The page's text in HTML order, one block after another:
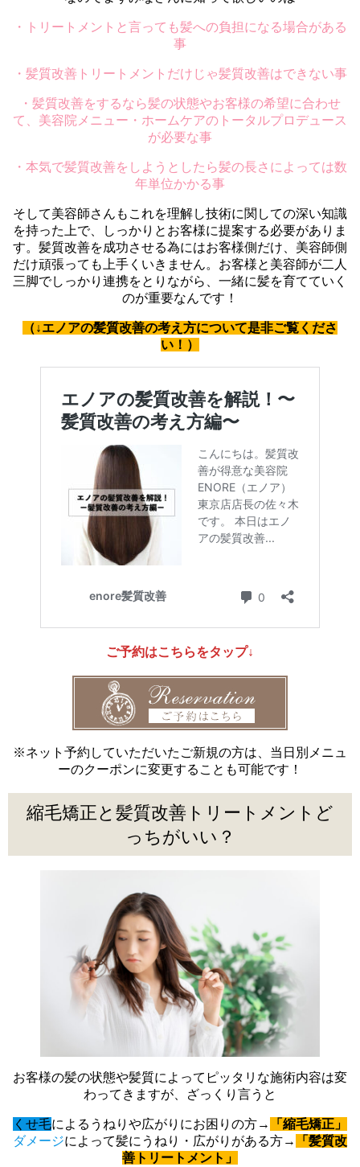
・トリートメントと言っても髪への負担になる場合がある
事
・髪質改善トリートメントだけじゃ髪質改善はできない事
・髪質改善をするなら髪の状態やお客様の希望に合わせ
て、美容院メニュー・ホームケアのトータルプロデュース
が必要な事
・本気で髪質改善をしようとしたら髪の長さによっては数
年単位かかる事
そして美容師さんもこれを理解し技術に関しての深い知識
を持った上で、しっかりとお客様に提案する必要がありま
す。髪質改善を成功させる為にはお客様側だけ、美容師側
だけ頑張っても上手くいきません。お客様と美容師が二人
三脚でしっかり連携をとりながら、一緒に髪を育てていく
のが重要なんです！
（↓エノアの髪質改善の考え方について是非ご覧くださ
い！）
ご予約はこちらをタップ↓
※ネット予約していただいたご新規の方は、当日別メニュ
ーのクーポンに変更することも可能です！
縮毛矯正と髪質改善トリートメントど
っちがいい？
お客様の髪の状態や髪質によってピッタリな施術内容は変
わってきますが、ざっくり言うと
くせ毛によるうねりや広がりにお困りの方→
「縮毛矯正」
ダメージによって髪にうねり・広がりがある方→
「髪質改
善トリートメント」